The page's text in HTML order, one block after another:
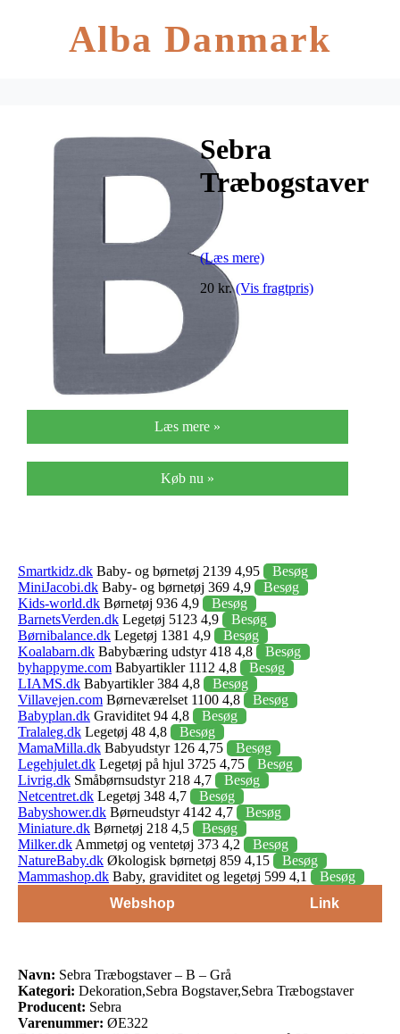
Alba Danmark
Sebra
Træbogstaver
– B – Grå
(Læs mere)
20 kr. (Vis fragtpris)
Læs mere »
Køb nu »
Smartkidz.dk Baby- og børnetøj 2139 4,95
Besøg
MiniJacobi.dk Baby- og børnetøj 369 4,9
Besøg
Kids-world.dk Børnetøj 936 4,9
Besøg
BarnetsVerden.dk Legetøj 5123 4,9
Besøg
Børnibalance.dk Legetøj 1381 4,9
Besøg
Koalabarn.dk Babybæring udstyr 418 4,8
Besøg
byhappyme.com Babyartikler 1112 4,8
Besøg
LIAMS.dk Babyartikler 384 4,8
Besøg
Villavejen.com Børneværelset 1100 4,8
Besøg
Babyplan.dk Graviditet 94 4,8
Besøg
Tralaleg.dk Legetøj 48 4,8
Besøg
MamaMilla.dk Babyudstyr 126 4,75
Besøg
Legehjulet.dk Legetøj på hjul 3725 4,75
Besøg
Livrig.dk Småbørnsudstyr 218 4,7
Besøg
Netcentret.dk Legetøj 348 4,7
Besøg
Babyshower.dk Børneudstyr 4142 4,7
Besøg
Miniature.dk Børnetøj 218 4,5
Besøg
Milker.dkAmmetøj og ventetøj 373 4,2
Besøg
NatureBaby.dk Økologisk børnetøj 859 4,15
Besøg
Mammashop.dk Baby, graviditet og legetøj 599 4,1
Besøg
Webshop
Link
Navn: Sebra Træbogstaver – B – Grå
Kategori: Dekoration,Sebra Bogstaver,Sebra Træbogstaver
Producent: Sebra
Varenummer: ØE322